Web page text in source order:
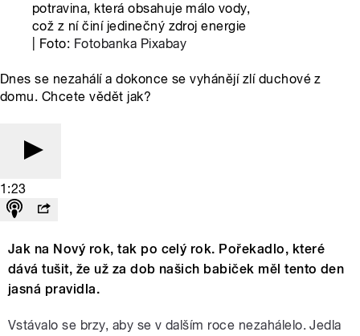
potravina, která obsahuje málo vody,
což z ní činí jedinečný zdroj energie
| Foto: Fotobanka Pixabay
Dnes se nezahálí a dokonce se vyhánějí zlí duchové z
domu. Chcete vědět jak?
1:23
Jak na Nový rok, tak po celý rok. Pořekadlo, které
dává tušit, že už za dob našich babiček měl tento den
jasná pravidla.
Vstávalo se brzy, aby se v dalším roce nezahálelo. Jedla